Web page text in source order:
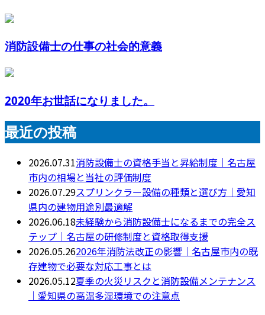
消防設備士の仕事の社会的意義
2020年お世話になりました。
最近の投稿
2026.07.31消防設備士の資格手当と昇給制度｜名古屋
市内の相場と当社の評価制度
2026.07.29スプリンクラー設備の種類と選び方｜愛知
県内の建物用途別最適解
2026.06.18未経験から消防設備士になるまでの完全ス
テップ｜名古屋の研修制度と資格取得支援
2026.05.262026年消防法改正の影響｜名古屋市内の既
存建物で必要な対応工事とは
2026.05.12夏季の火災リスクと消防設備メンテナンス
｜愛知県の高温多湿環境での注意点